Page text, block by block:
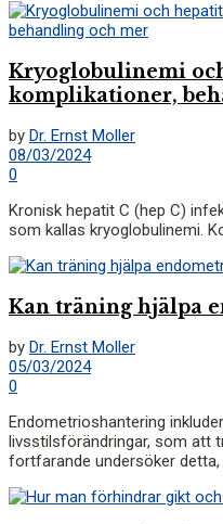
Kryoglobulinemi
komplikationer,
by Dr. Ernst Moller
08/03/2024
0
Kronisk hepatit C (hep C)
som kallas kryoglobulinemi.
Kan träning hjälpa
by Dr. Ernst Moller
05/03/2024
0
Endometrioshantering
livsstilsförändringar, som att
fortfarande undersöker detta,